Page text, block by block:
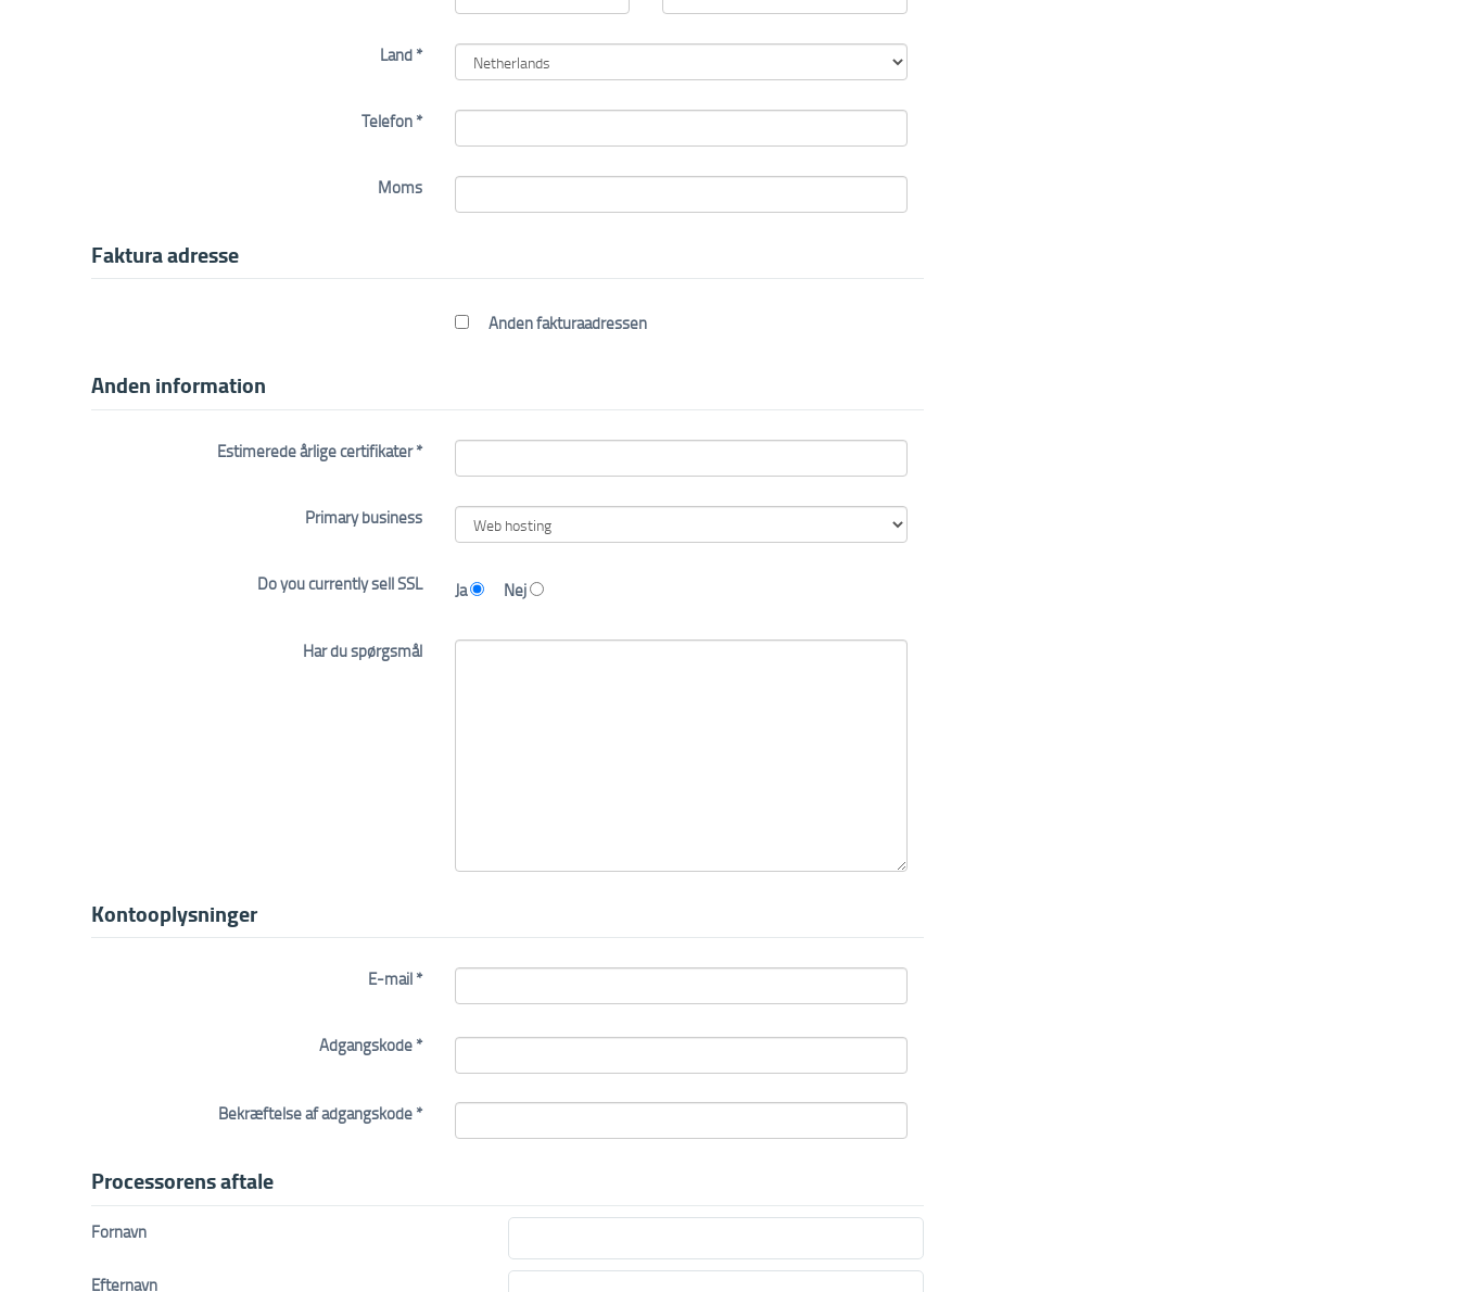
Land *
Telefon *
Moms
Faktura adresse
Anden fakturaadressen
Anden information
Estimerede årlige certifikater *
Primary business
Do you currently sell SSL Ja Nej
Har du spørgsmål
Kontooplysninger
E-mail *
Adgangskode *
Bekræftelse af adgangskode *
Processorens aftale
Fornavn
Efternavn